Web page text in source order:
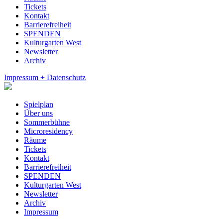
Tickets
Kontakt
Barrierefreiheit
SPENDEN
Kulturgarten West
Newsletter
Archiv
Impressum + Datenschutz
Spielplan
Über uns
Sommerbühne
Microresidency
Räume
Tickets
Kontakt
Barrierefreiheit
SPENDEN
Kulturgarten West
Newsletter
Archiv
Impressum